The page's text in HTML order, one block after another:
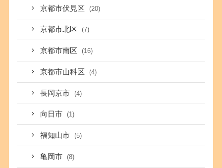
京都市伏見区 (20)
京都市北区 (7)
京都市南区 (16)
京都市山科区 (4)
長岡京市 (4)
向日市 (1)
福知山市 (5)
亀岡市 (8)